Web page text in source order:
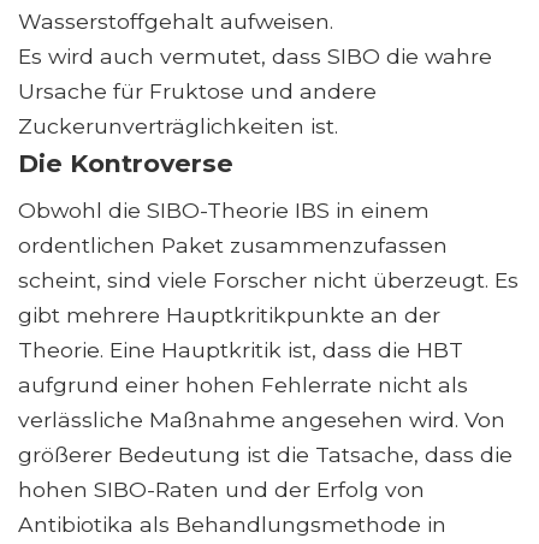
Wasserstoffgehalt aufweisen.
Es wird auch vermutet, dass SIBO die wahre
Ursache für Fruktose und andere
Zuckerunverträglichkeiten ist.
Die Kontroverse
Obwohl die SIBO-Theorie IBS in einem
ordentlichen Paket zusammenzufassen
scheint, sind viele Forscher nicht überzeugt. Es
gibt mehrere Hauptkritikpunkte an der
Theorie. Eine Hauptkritik ist, dass die HBT
aufgrund einer hohen Fehlerrate nicht als
verlässliche Maßnahme angesehen wird. Von
größerer Bedeutung ist die Tatsache, dass die
hohen SIBO-Raten und der Erfolg von
Antibiotika als Behandlungsmethode in